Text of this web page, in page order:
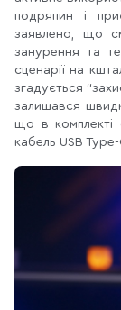
подряпин і
заявлено, що
занурення та
сценарії на
згадується
залишався
що в комплекті
кабель USB